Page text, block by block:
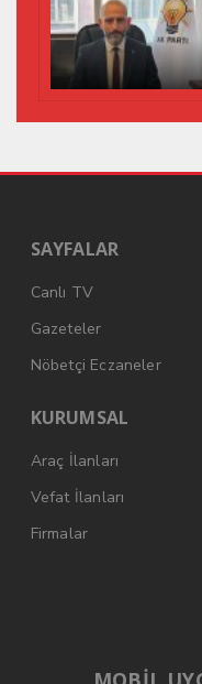
SAYFALAR
Canlı TV
Gazeteler
Nöbetçi Eczaneler
KURUMSAL
Araç İlanları
Vefat İlanları
Firmalar